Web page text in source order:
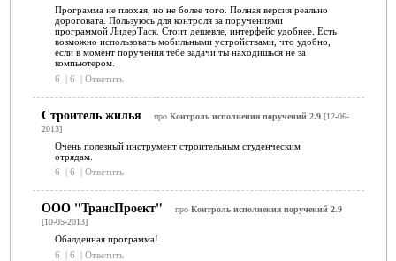
Программа не плохая, но не более того. Полная версия реально
дороговата. Пользуюсь для контроля за поручениями
программой ЛидерТаск. Стоит дешевле, интерфейс удобнее. Есть
возможно использовать мобильными устройствами, что удобно,
если в момент поручения тебе задачи ты находишься не за
компьютером.
6
| 6 | Ответить
Строитель жилья про Контроль исполнения поручений 2.9[12-06-
2013]
Очень полезный инструмент строительным студенческим
отрядам.
6
| 6 | Ответить
ООО "ТрансПроект" про Контроль исполнения поручений 2.9
[10-05-2013]
Обалденная программа!
6
| 6 | Ответить